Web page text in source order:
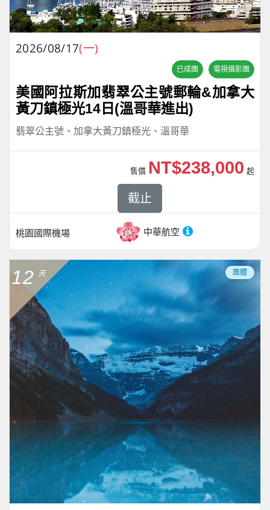
2026/08/17(一)
已成團 電視攝影團
美國阿拉斯加翡翠公主號郵輪&加拿大
黃刀鎮極光14日(溫哥華進出)
翡翠公主號、加拿大黃刀鎮極光、溫哥華
桃園國際機場 中華航空
售價 NT$238,000 起
截止
12 天 團體